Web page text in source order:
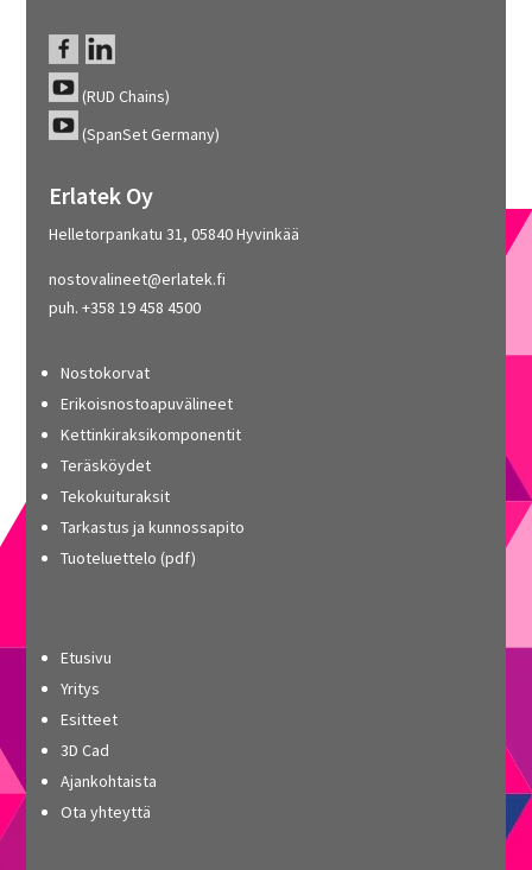
(RUD Chains)
(SpanSet Germany)
Erlatek Oy
Helletorpankatu 31, 05840 Hyvinkää
nostovalineet@erlatek.fi
puh. +358 19 458 4500
Nostokorvat
Erikoisnostoapuvälineet
Kettinkiraksikomponentit
Teräsköydet
Tekokuituraksit
Tarkastus ja kunnossapito
Tuoteluettelo (pdf)
Etusivu
Yritys
Esitteet
3D Cad
Ajankohtaista
Ota yhteyttä